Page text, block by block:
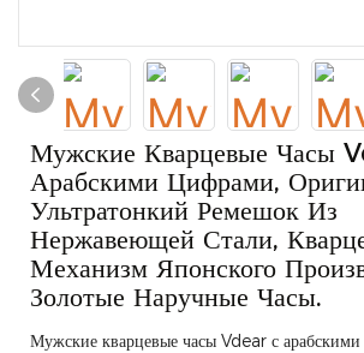
Мужские Кварцевые Часы
Арабскими Цифрами,
Ультратонкий Ремешок Из
Нержавеющей Стали,
Механизм Японского
Золотые Наручные Часы.
Мужские кварцевые часы Vdear с